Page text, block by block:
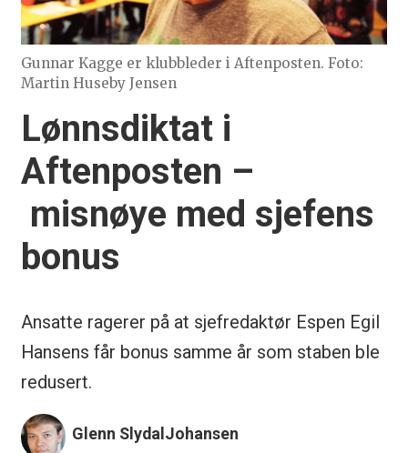
Gunnar Kagge er klubbleder i Aftenposten. Foto:
Martin Huseby Jensen
Lønnsdiktat i
Aftenposten –
misnøye med sjefens
bonus
Ansatte ragerer på at sjefredaktør Espen Egil
Hansens får bonus samme år som staben ble
redusert.
Glenn Slydal Johansen